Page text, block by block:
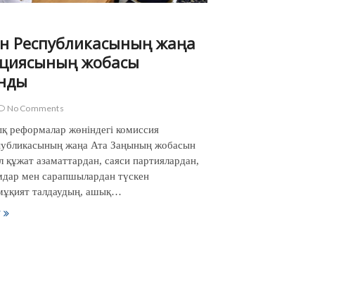
Республикасының жаңа
жобасы
No Comments
реформалар жөніндегі комиссия
жаңа Ата Заңының жобасын
азаматтардан, саяси партиялардан,
мен сарапшылардан түскен
талдаудың, ашық…